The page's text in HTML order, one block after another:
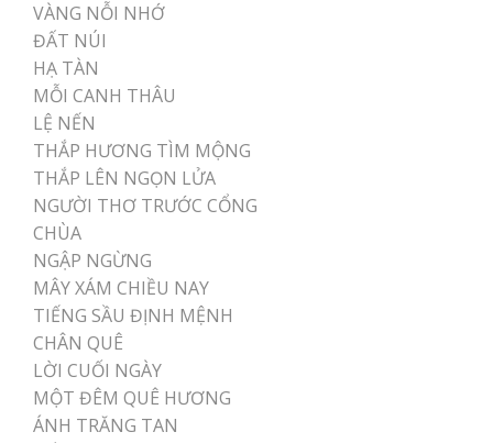
VÀNG NỖI NHỚ
ĐẤT NÚI
HẠ TÀN
MỖI CANH THÂU
LỆ NẾN
THẮP HƯƠNG TÌM MỘNG
THẮP LÊN NGỌN LỬA
NGƯỜI THƠ TRƯỚC CỔNG
CHÙA
NGẬP NGỪNG
MÂY XÁM CHIỀU NAY
TIẾNG SẦU ĐỊNH MỆNH
CHÂN QUÊ
LỜI CUỐI NGÀY
MỘT ĐÊM QUÊ HƯƠNG
ÁNH TRĂNG TAN